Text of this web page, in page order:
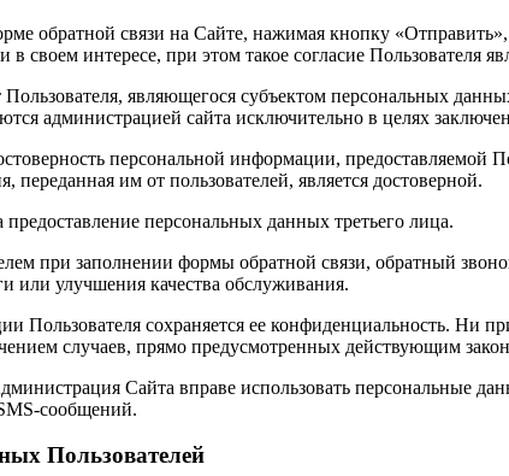
обратной связи на Сайте, нажимая кнопку
в своем интересе, при этом такое согласие Пользователя
являющегося субъектом персональных
администрацией сайта исключительно в целях
персональной информации,
переданная им от пользователей, является достоверной.
предоставление персональных данных третьего лица.
при заполнении формы обратной связи, обратный
или улучшения качества обслуживания.
Пользователя сохраняется ее конфиденциальность. Ни
случаев, прямо предусмотренных действующим
Сайта вправе использовать персональные
сообщений.
Пользователей